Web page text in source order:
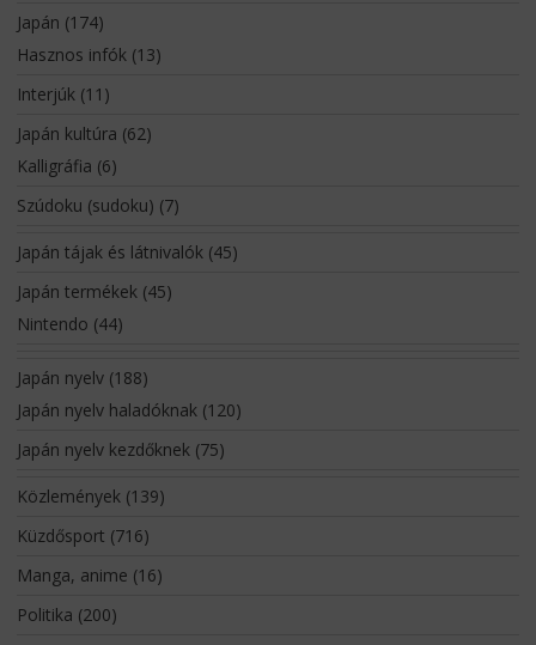
Japán (174)
Hasznos infók(13)
Interjúk(11)
Japán kultúra (62)
Kalligráfia (6)
Szúdoku (sudoku) (7)
Japán tájak és látnivalók(45)
Japán termékek(45)
Nintendo (44)
Japán nyelv(188)
Japán nyelv haladóknak(120)
Japán nyelv kezdőknek(75)
Közlemények(139)
Küzdősport (716)
Manga, anime (16)
Politika (200)